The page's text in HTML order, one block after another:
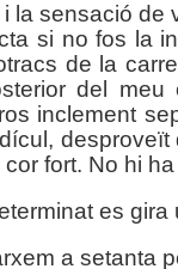
la sensació de
si no fos la
de la
del meu
inclement
fort. No hi
es gira
a setanta